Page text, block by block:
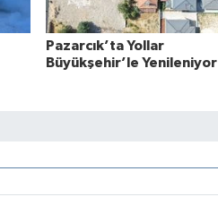
Pazarcık’ta Yollar
Büyükşehir’le Yenileniyor